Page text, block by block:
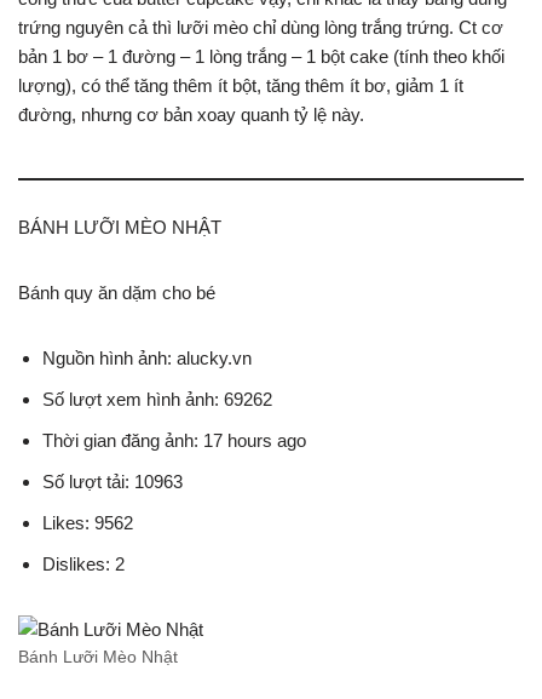
trứng nguyên cả thì lưỡi mèo chỉ dùng lòng trắng trứng. Ct cơ
bản 1 bơ – 1 đường – 1 lòng trắng – 1 bột cake (tính theo khối
lượng), có thể tăng thêm ít bột, tăng thêm ít bơ, giảm 1 ít
đường, nhưng cơ bản xoay quanh tỷ lệ này.
BÁNH LƯỠI MÈO NHẬT
Bánh quy ăn dặm cho bé
Nguồn hình ảnh: alucky.vn
Số lượt xem hình ảnh: 69262
Thời gian đăng ảnh: 17 hours ago
Số lượt tải: 10963
Likes: 9562
Dislikes: 2
Bánh Lưỡi Mèo Nhật